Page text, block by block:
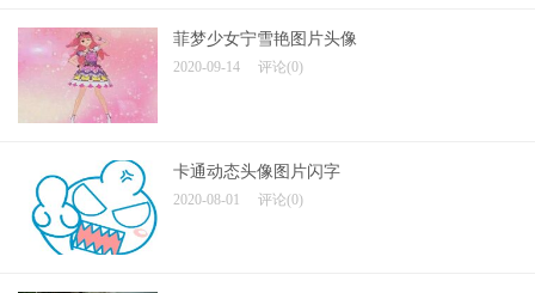
菲梦少女宁雪艳图片头像
2020-09-14 评论(0)
卡通动态头像图片闪字
2020-08-01 评论(0)